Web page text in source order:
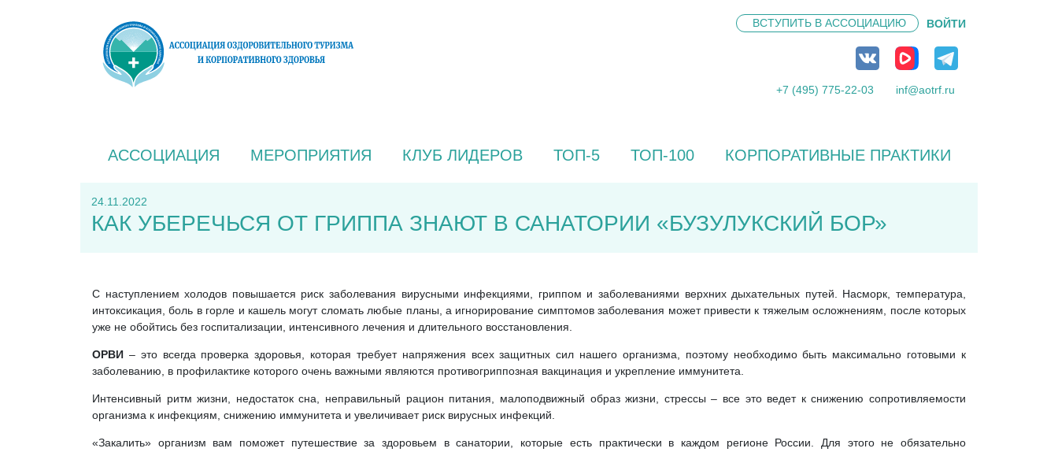
ВСТУПИТЬ В АССОЦИАЦИЮ ВОЙТИ
+7 (495) 775-22-03 inf@aotrf.ru
АССОЦИАЦИЯ МЕРОПРИЯТИЯ КЛУБ ЛИДЕРОВ ТОП-5 ТОП-100 КОРПОРАТИВНЫЕ ПРАКТИКИ
24.11.2022
КАК УБЕРЕЧЬСЯ ОТ ГРИППА ЗНАЮТ В САНАТОРИИ «БУЗУЛУКСКИЙ БОР»
С наступлением холодов повышается риск заболевания вирусными инфекциями, гриппом и заболеваниями верхних дыхательных путей. Насморк, температура,
интоксикация, боль в горле и кашель могут сломать любые планы, а игнорирование симптомов заболевания может привести к тяжелым осложнениям, после которых
уже не обойтись без госпитализации, интенсивного лечения и длительного восстановления.
ОРВИ – это всегда проверка здоровья, которая требует напряжения всех защитных сил нашего организма, поэтому необходимо быть максимально готовыми к
заболеванию, в профилактике которого очень важными являются противогриппозная вакцинация и укрепление иммунитета.
Интенсивный ритм жизни, недостаток сна, неправильный рацион питания, малоподвижный образ жизни, стрессы – все это ведет к снижению сопротивляемости
организма к инфекциям, снижению иммунитета и увеличивает риск вирусных инфекций.
«Закалить» организм вам поможет путешествие за здоровьем в санатории, которые есть практически в каждом регионе России. Для этого не обязательно